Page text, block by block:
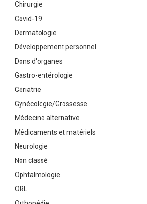
Chirurgie
Covid-19
Dermatologie
Développement personnel
Dons d'organes
Gastro-entérologie
Gériatrie
Gynécologie/Grossesse
Médecine alternative
Médicaments et matériels
Neurologie
Non classé
Ophtalmologie
ORL